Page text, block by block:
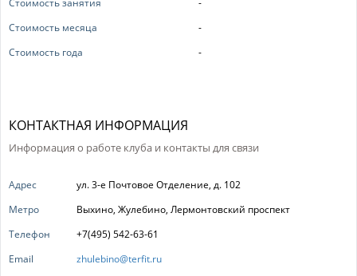
Стоимость занятия
-
Стоимость месяца
-
Стоимость года
-
КОНТАКТНАЯ ИНФОРМАЦИЯ
Информация о работе клуба и контакты для связи
Адрес
ул. 3-е Почтовое Отделение, д. 102
Метро
Выхино, Жулебино, Лермонтовский проспект
Телефон
+7(495) 542-63-61
Email
zhulebino@terfit.ru